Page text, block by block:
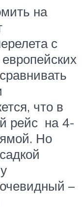
на
с
что в
рейс на 4-
Но
–